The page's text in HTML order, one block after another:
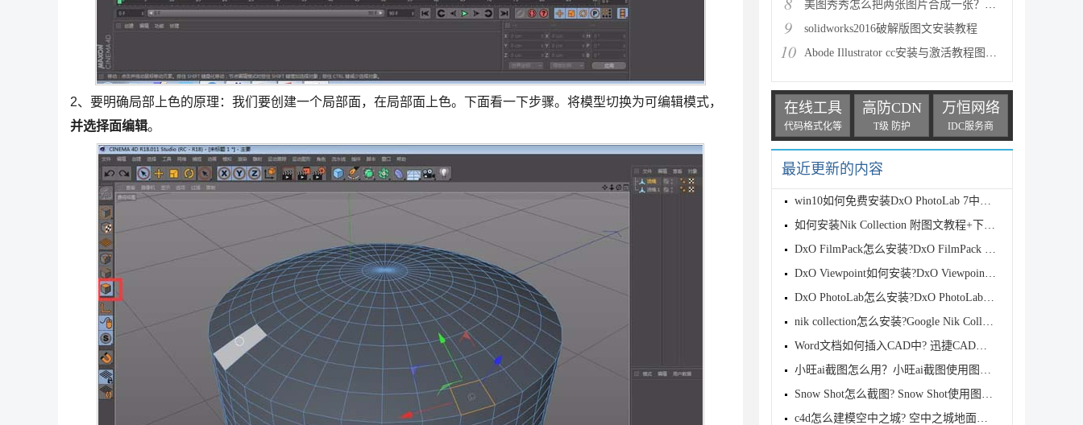
2、要明确局部上色的原理：我们要创建一个局部面，在局部面上色。下面看一下步骤。将模型切换为可编辑模式，
并选择面编辑。
美图秀秀怎么把两张图片合成一张？美图秀秀两张图片融
9 solidworks2016破解版图文安装教程
10 Abode Illustrator cc安装与激活教程图文详细介绍(附A
在线工具
代码格式化等
高防CDN
T级 防护
万恒网络
IDC服务商
最近更新的内容
win10如何免费安装DxO PhotoLab 7中文版?DxO PhotoLab
如何安装Nik Collection 附图文教程+下载地址
DxO FilmPack怎么安装?DxO FilmPack Elite安装教程
DxO Viewpoint如何安装?DxO Viewpoint安装图文步骤
DxO PhotoLab怎么安装?DxO PhotoLab安装图文详细教程(
nik collection怎么安装?Google Nik Collection安装图
Word文档如何插入CAD中? 迅捷CAD编辑器快速导入word文
小旺ai截图怎么用？小旺ai截图使用图文方法
Snow Shot怎么截图? Snow Shot使用图文教程
c4d怎么建模空中之城? 空中之城地面模型效果c4d制作方